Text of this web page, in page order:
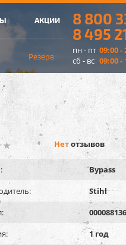
АКЦИИ
Резерв
8 800
8 495
пн - пт 09:00 -
сб - вс 09:00 -
Нетотзывов
Bypass
Stihl
1 год